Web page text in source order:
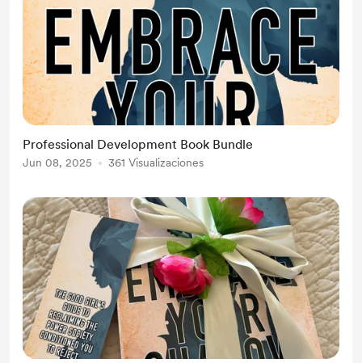
Professional Development Book Bundle
Jun 08, 2025 361 Visualizaciones